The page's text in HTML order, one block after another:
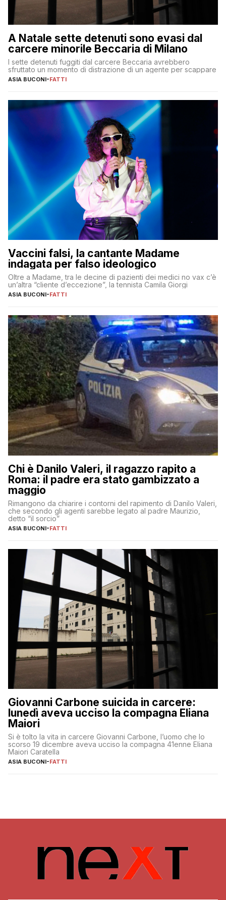
A Natale sette detenuti sono evasi dal
carcere minorile Beccaria di Milano
I sette detenuti fuggiti dal carcere Beccaria avrebbero
sfruttato un momento di distrazione di un agente per scappare
ASIA BUCONI-FATTI
Vaccini falsi, la cantante Madame
indagata per falso ideologico
Oltre a Madame, tra le decine di pazienti dei medici no vax c’è
un’altra “cliente d’eccezione”, la tennista Camila Giorgi
ASIA BUCONI-FATTI
Chi è Danilo Valeri, il ragazzo rapito a
Roma: il padre era stato gambizzato a
maggio
Rimangono da chiarire i contorni del rapimento di Danilo Valeri,
che secondo gli agenti sarebbe legato al padre Maurizio,
detto “il sorcio”
ASIA BUCONI-FATTI
Giovanni Carbone suicida in carcere:
lunedì aveva ucciso la compagna Eliana
Maiori
Si è tolto la vita in carcere Giovanni Carbone, l’uomo che lo
scorso 19 dicembre aveva ucciso la compagna 41enne Eliana
Maiori Caratella
ASIA BUCONI-FATTI